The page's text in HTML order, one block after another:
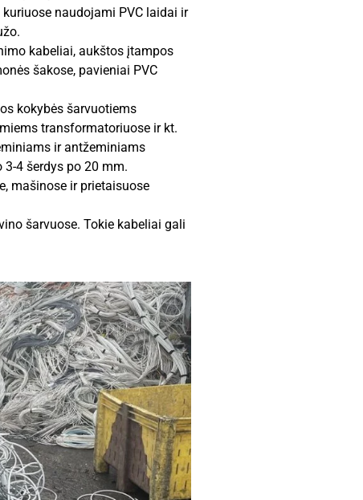
naudojami PVC laidai ir
kabeliai, aukštos įtampos
šakose, pavieniai PVC
kokybės šarvuotiems
transformatoriuose ir kt.
ir antžeminiams
4 šerdys po 20 mm.
mašinose ir prietaisuose
šarvuose. Tokie kabeliai gali